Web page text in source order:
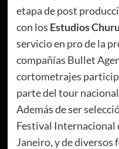
etapa de post
con los Estudios
servicio en pro de la
compañías Bullet
cortometrajes
parte del tour
Además de ser
Festival Internacional
Janeiro, y de